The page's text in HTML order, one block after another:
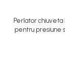
Coloana / panou
Perlator
pentru presiune